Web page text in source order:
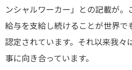
ンシャルワーカー」との記載が。
給与を支給し続けることが世界で
認定されています。それ以来我々
事に向き合っています。